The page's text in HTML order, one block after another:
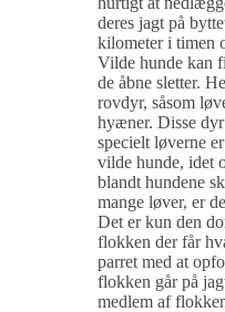
deres jagt på
kilometer i timen
Vilde hunde kan
de åbne sletter.
rovdyr, såsom
hyæner. Disse
specielt løverne
vilde hunde, idet
blandt hundene
mange løver, er
Det er kun den
flokken der får
parret med at
flokken går på
medlem af